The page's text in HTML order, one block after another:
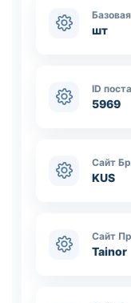
шт
ID
5969
Сайт
KUS
Сайт
Tainor